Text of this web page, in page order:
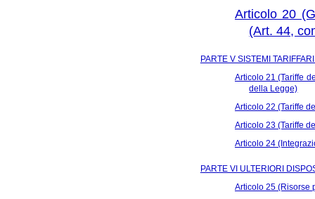
Articolo 20
(Art. 44,
PARTE V SISTEMI
Articolo 21 (Tariffe
della Legge)
Articolo 22 (Tariffe
Articolo 23 (Tariffe
Articolo 24
PARTE VI ULTERIORI
Articolo 25 (Risorse